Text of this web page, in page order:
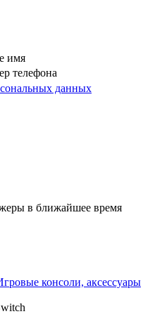
имя
телефона
данных
в ближайшее время
консоли, аксессуары